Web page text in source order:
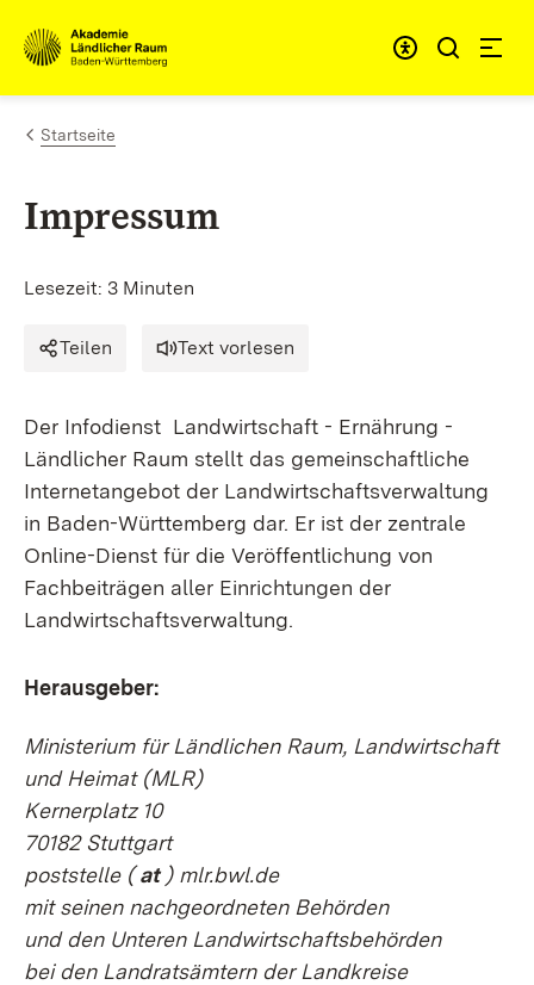
Zum Inhalt springen
Link zur Startseite
Startseite
Impressum
Lesezeit: 3 Minuten
Teilen Text vorlesen
Der Infodienst Landwirtschaft - Ernährung -
Ländlicher Raum stellt das gemeinschaftliche
Internetangebot der Landwirtschaftsverwaltung
in Baden-Württemberg dar. Er ist der zentrale
Online-Dienst für die Veröffentlichung von
Fachbeiträgen aller Einrichtungen der
Landwirtschaftsverwaltung.
Herausgeber:
Ministerium für Ländlichen Raum, Landwirtschaft
und Heimat (MLR)
Kernerplatz 10
70182 Stuttgart
poststelle (at) mlr.bwl.de
mit seinen nachgeordneten Behörden
und den Unteren Landwirtschaftsbehörden
bei den Landratsämtern der Landkreise